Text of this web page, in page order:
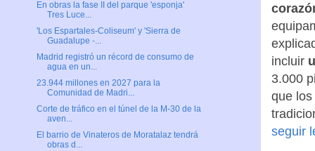
incluir
3.000
que
seguir
En obras la fase II del parque 'esponja'
Tres Luce...
'Los Espartales-Coliseum' y 'Sierra de
Guadalupe -...
Madrid registró un récord de consumo de
agua en un...
23.944 millones en 2027 para la
Comunidad de Madri...
Corte de tráfico en el túnel de la M-30 de la
aven...
El barrio de Vinateros de Moratalaz tendrá
obras d...